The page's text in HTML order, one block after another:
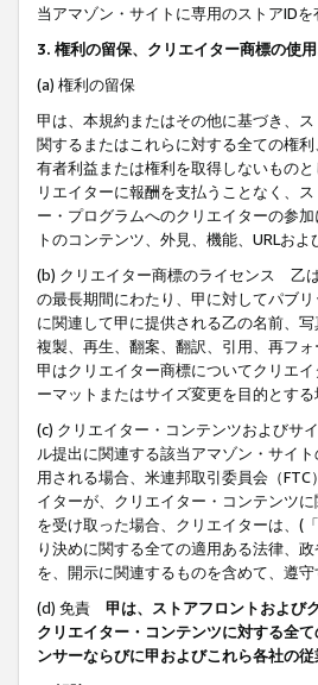
当アマゾン・サイトに専用のストアID
3. 権利の留保、クリエイター商標の使
(a) 権利の留保
甲は、本規約またはその他に基づき、
関するまたはこれらに対する全ての権
有者利益または権利を取得しないもの
リエイターに報酬を支払うことなく、
ー・プログラムへのクリエイターの参
トのコンテンツ、外見、機能、URLお
(b) クリエイター商標のライセンス 乙
の最長期間にわたり、甲に対してパブ
に関連して甲に提供される乙の名前、
複製、再生、翻案、翻訳、引用、再フ
甲はクリエイター商標についてクリエ
ーマットまたはサイズ変更を目的とする
(c) クリエイター・コンテンツおよびサ
ル提出に関連する該当アマゾン・サイ
用される場合、米連邦取引委員会（
イターが、クリエイター・コンテンツ
を受け取った場合、クリエイターは、(
り決めに関する全ての適用ある法律、
を、開示に関連するものを含めて、遵守
(d) 免責 甲は、ストアフロントおよび
クリエイター・コンテンツに対する全
ンサーならびに甲およびこれら各社の